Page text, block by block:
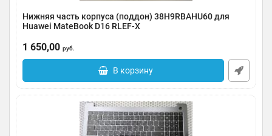
Нижняя часть корпуса (поддон) 38H9RBAHU60 для
Huawei MateBook D16 RLEF-X
1 650,00 руб.
В корзину